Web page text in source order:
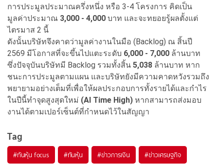
การประมูลประมาณครึ่งหนึ่ง หรือ 3-4 โครงการ คิดเป็น
มูลค่าประมาณ 3,000 - 4,000 บาท และจะทยอยรู้ผลตั้งแต่
ไตรมาส 2 นี้
ดังนั้นบริษัทจึงคาดว่ามูลค่างานในมือ (Backlog) ณ สิ้นปี
2569 มีโอกาสที่จะขึ้นไปแตะระดับ 6,000 - 7,000 ล้านบาท
ซึ่งปัจจุบันบริษัทมี Backlog รวมทั้งสิ้น 5,038 ล้านบาท หาก
ชนะการประมูลตามแผน และบริษัทยังมีความคาดหวังรวมถึง
พยายามอย่างเต็มที่เพื่อให้ผลประกอบการทั้งรายได้และกำไร
ในปีนี้ทำจุดสูงสุดใหม่ (AI Time High) หากสามารถส่งมอบ
งานได้ตามเปอร์เซ็นต์ที่กำหนดไว้ในสัญญา
Tag
#ทันหุ้น focus #ทันหุ้น #ข่าวการเงิน #ข่าวเศรษฐกิจ